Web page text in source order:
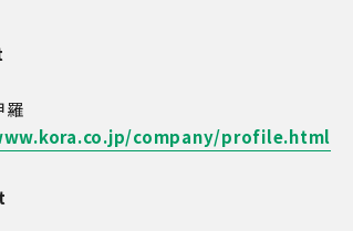
羅
company/profile.html